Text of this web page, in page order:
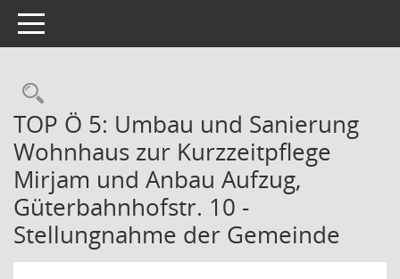
Toggle navigation
Rechercheauswahl
TOP Ö 5: Umbau und Sanierung
Wohnhaus zur Kurzzeitpflege
Mirjam und Anbau Aufzug,
Güterbahnhofstr. 10 -
Stellungnahme der Gemeinde